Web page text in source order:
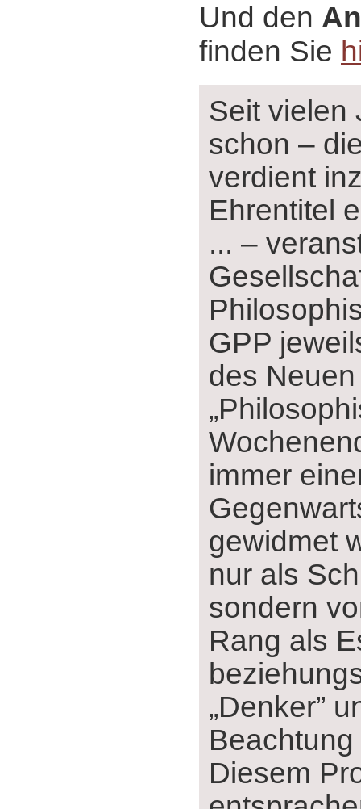
Und den
finden Sie
Seit vielen
schon ‒
verdient
Ehrentitel
... ‒
GPP
des
immer
gewidmet
nur als
sondern
Rang als
„Denker”
Diesem